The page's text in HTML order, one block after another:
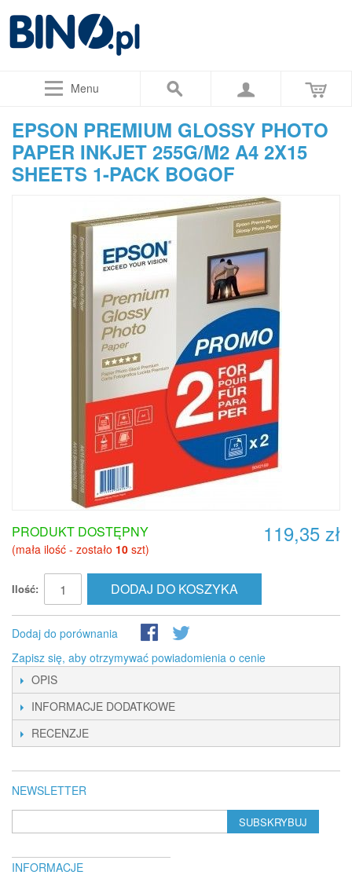
Menu
EPSON PREMIUM GLOSSY PHOTO
PAPER INKJET 255G/M2 A4 2X15
SHEETS 1-PACK BOGOF
119,35 zł
PRODUKT DOSTĘPNY
(mała ilość - zostało 10 szt)
Ilość: DODAJ DO KOSZYKA
Dodaj do porównania
Zapisz się, aby otrzymywać powiadomienia o cenie
OPIS
INFORMACJE DODATKOWE
RECENZJE
NEWSLETTER
SUBSKRYBUJ
INFORMACJE